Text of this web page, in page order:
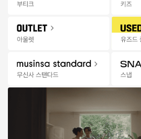
08:26:58
업텐션 레깅스 폴인어
미즈노
(공용) 맥시마이저 26
- 그레이:화이트 / K1G